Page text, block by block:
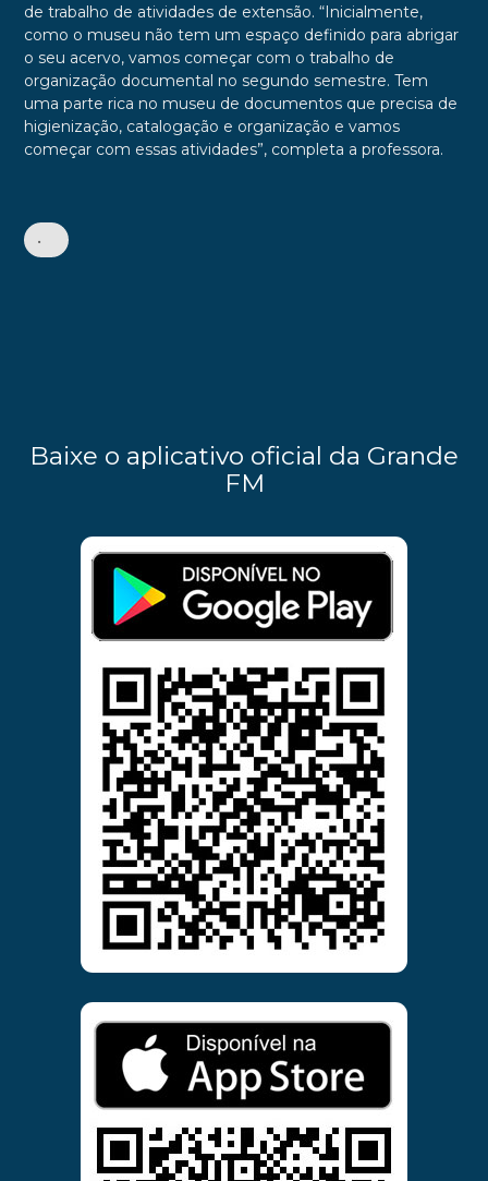
de trabalho de atividades de extensão. “Inicialmente,
como o museu não tem um espaço definido para abrigar
o seu acervo, vamos começar com o trabalho de
organização documental no segundo semestre. Tem
uma parte rica no museu de documentos que precisa de
higienização, catalogação e organização e vamos
começar com essas atividades”, completa a professora.
•
Baixe o aplicativo oficial da Grande
FM